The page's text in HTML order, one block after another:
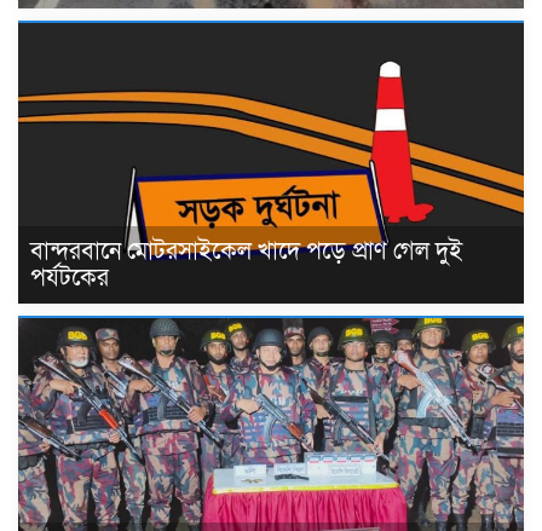
বান্দরবানে মোটরসাইকেল খাদে পড়ে প্রাণ গেল দুই
পর্যটকের